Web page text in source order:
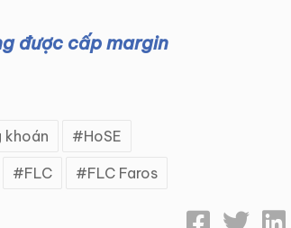
được cấp margin
khoán HoSE
FLC FLC Faros